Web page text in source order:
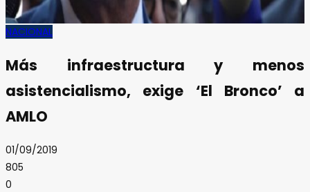
NACIONAL
Más infraestructura y menos
asistencialismo, exige ‘El Bronco’ a
AMLO
01/09/2019
805
0